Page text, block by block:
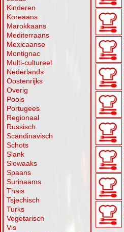
Kinderen
Koreaans
Marokkaans
Mediterraans
Mexicaanse
Montignac
Multi-cultureel
Nederlands
Oostenrijks
Overig
Pools
Portugees
Regionaal
Russisch
Scandinavisch
Schots
Slank
Slowaaks
Spaans
Surinaams
Thais
Tsjechisch
Turks
Vegetarisch
Vis